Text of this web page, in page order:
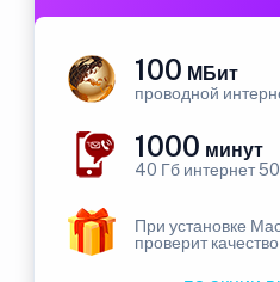
100 МБит
проводной
1000 минут
40 Гб интернет
При установке
проверит качество